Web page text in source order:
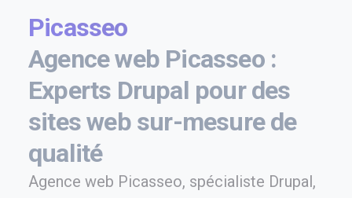
Picasseo
Agence web Picasseo :
Experts Drupal pour des
sites web sur-mesure de
qualité
Agence web Picasseo, spécialiste Drupal,